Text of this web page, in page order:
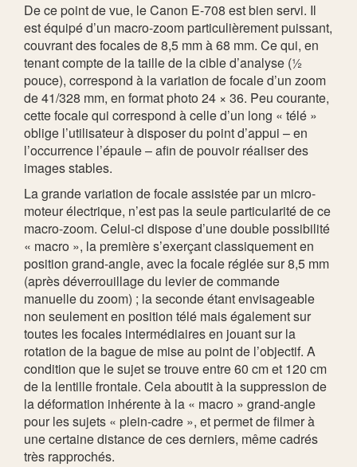
De ce point de vue, le Canon E-708 est bien servi. Il
est équipé d’un macro-zoom particulièrement puissant,
couvrant des focales de 8,5 mm à 68 mm. Ce qui, en
tenant compte de la taille de la cible d’analyse (½
pouce), correspond à la variation de focale d’un zoom
de 41/328 mm, en format photo 24 × 36. Peu courante,
cette focale qui correspond à celle d’un long « télé »
oblige l’utilisateur à disposer du point d’appui – en
l’occurrence l’épaule – afin de pouvoir réaliser des
images stables.
La grande variation de focale assistée par un micro-
moteur électrique, n’est pas la seule particularité de ce
macro-zoom. Celui-ci dispose d’une double possibilité
« macro », la première s’exerçant classiquement en
position grand-angle, avec la focale réglée sur 8,5 mm
(après déverrouillage du levier de commande
manuelle du zoom) ; la seconde étant envisageable
non seulement en position télé mais également sur
toutes les focales intermédiaires en jouant sur la
rotation de la bague de mise au point de l’objectif. A
condition que le sujet se trouve entre 60 cm et 120 cm
de la lentille frontale. Cela aboutit à la suppression de
la déformation inhérente à la « macro » grand-angle
pour les sujets « plein-cadre », et permet de filmer à
une certaine distance de ces derniers, même cadrés
très rapprochés.